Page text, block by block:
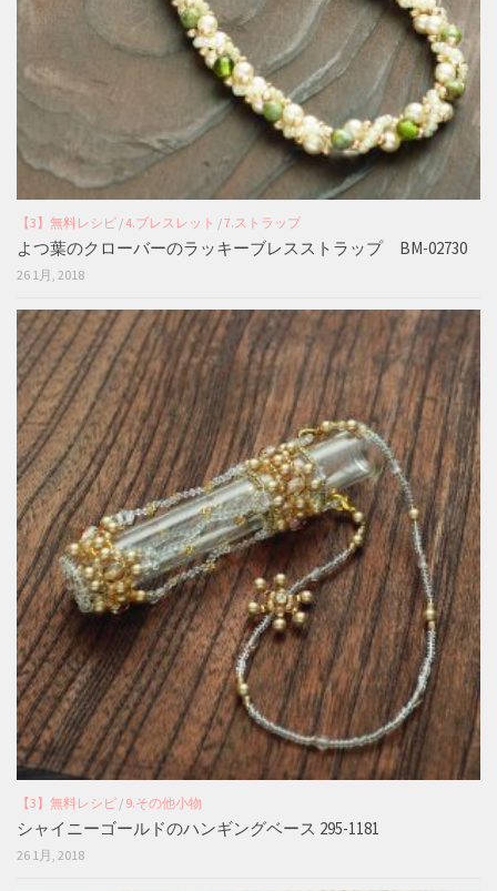
【3】無料レシピ /4.ブレスレット /7.ストラップ
よつ葉のクローバーのラッキーブレスストラップ BM-02730
26 1月, 2018
【3】無料レシピ / 9.その他小物
シャイニーゴールドのハンギングベース 295-1181
26 1月, 2018